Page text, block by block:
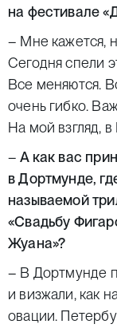
на фестивале
– Мне кажется,
Сегодня спели
Все меняются.
очень гибко.
На мой взгляд,
–А как вас
в Дортмунде,
называемой
«Свадьбу
Жуана»?
– В Дортмунде
и визжали, как
овации.